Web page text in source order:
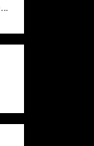
Menguak Rahasia Ilmu Telepati